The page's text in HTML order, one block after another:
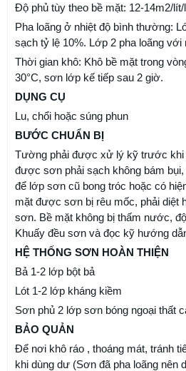
Độ phủ tùy theo bề mặt: 12-14m2/
Pha loãng ở nhiệt độ bình thường:
sạch tỷ lệ 10%. Lớp 2 pha loãng
Thời gian khô: Khô bề mặt trong
30°C, sơn lớp kế tiếp sau 2 giờ.
DỤNG CỤ
Lu, chổi hoặc súng phun
BƯỚC CHUẨN BỊ
Tường phải được xử lý kỹ trước khi
được sơn phải sạch không bám
để lớp sơn cũ bong tróc hoặc có
mặt được sơn bị rêu mốc, phải diệt
sơn. Bề mặt không bị thấm nước,
Khuấy đều sơn và đọc kỹ hướng
HỆ THỐNG SƠN HOÀN THIỆN
Bả 1-2 lớp bột bả
Lót 1-2 lớp kháng kiềm
Sơn phủ 2 lớp sơn bóng ngoại thất
BẢO QUẢN
Để nơi khô ráo , thoáng mát, tránh
khi dùng dư (Sơn đã pha loãng nên